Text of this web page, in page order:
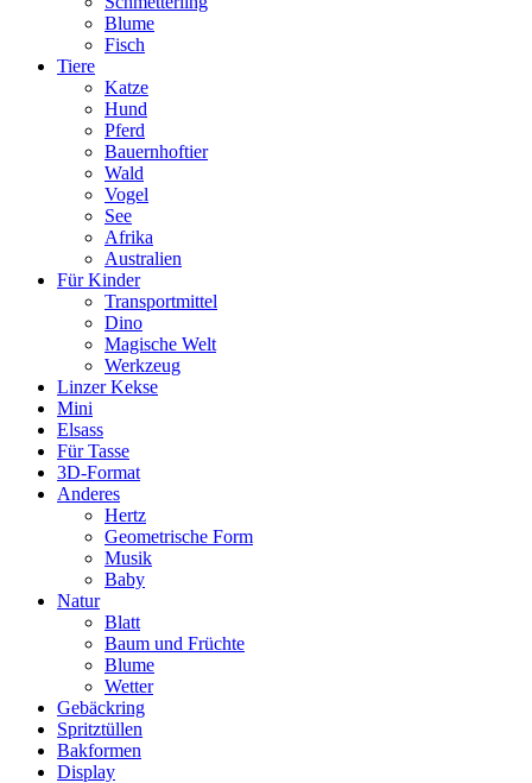
Blume
Fisch
Tiere
Katze
Hund
Pferd
Bauernhoftier
Wald
Vogel
See
Afrika
Australien
Für Kinder
Transportmittel
Dino
Magische Welt
Werkzeug
Linzer Kekse
Mini
Elsass
Für Tasse
3D-Format
Anderes
Hertz
Geometrische Form
Musik
Baby
Natur
Blatt
Baum und Früchte
Blume
Wetter
Gebäckring
Spritztüllen
Bakformen
Display